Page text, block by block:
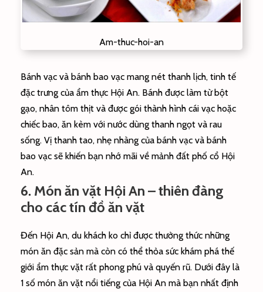
Am-thuc-hoi-an
Bánh vạc và bánh bao vạc mang nét thanh lịch, tinh tế
đặc trưng của ẩm thực Hội An. Bánh được làm từ bột
gạo, nhân tôm thịt và được gói thành hình cái vạc hoặc
chiếc bao, ăn kèm với nước dùng thanh ngọt và rau
sống. Vị thanh tao, nhẹ nhàng của bánh vạc và bánh
bao vạc sẽ khiến bạn nhớ mãi về mảnh đất phố cổ Hội
An.
6. Món ăn vặt Hội An –thiên đàng
cho cáctín đồ ăn vặt
Đến Hội An, du khách ko chỉ được thưởng thức những
món ăn đặc sản mà còn có thể thỏa sức khám phá thế
giới ẩm thực vặt rất phong phú và quyến rũ. Dưới đây là
1 số món ăn vặt nổi tiếng của Hội An mà bạn nhất định